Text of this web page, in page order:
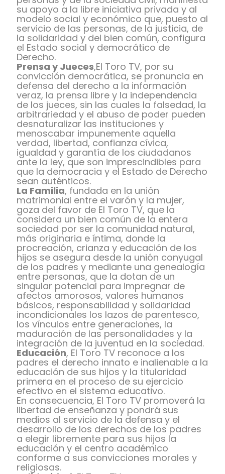
su apoyo a la libre iniciativa privada y al
modelo social y económico que, puesto al
servicio de las personas, de la justicia, de
la solidaridad y del bien común, configura
el Estado social y democrático de
Derecho.
Prensa y Jueces,El Toro TV, por su
convicción democrática, se pronuncia en
defensa del derecho a la información
veraz, la prensa libre y la independencia
de los jueces, sin las cuales la falsedad, la
arbitrariedad y el abuso de poder pueden
desnaturalizar las instituciones y
menoscabar impunemente aquella
verdad, libertad, confianza cívica,
igualdad y garantía de los ciudadanos
ante la ley, que son imprescindibles para
que la democracia y el Estado de Derecho
sean auténticos.
La Familia, fundada en la unión
matrimonial entre el varón y la mujer,
goza del favor de El Toro TV, que la
considera un bien común de la entera
sociedad por ser la comunidad natural,
más originaria e íntima, donde la
procreación, crianza y educación de los
hijos se asegura desde la unión conyugal
de los padres y mediante una genealogía
entre personas, que la dotan de un
singular potencial para impregnar de
afectos amorosos, valores humanos
básicos, responsabilidad y solidaridad
incondicionales los lazos de parentesco,
los vínculos entre generaciones, la
maduración de las personalidades y la
integración de la juventud en la sociedad.
Educación, El Toro TV reconoce a los
padres el derecho innato e inalienable a la
educación de sus hijos y la titularidad
primera en el proceso de su ejercicio
efectivo en el sistema educativo.
En consecuencia, El Toro TV promoverá la
libertad de enseñanza y pondrá sus
medios al servicio de la defensa y el
desarrollo de los derechos de los padres
a elegir libremente para sus hijos la
educación y el centro académico
conforme a sus convicciones morales y
religiosas.